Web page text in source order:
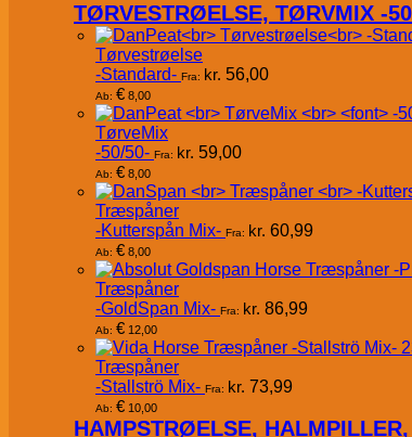
TØRVESTRØELSE, TØRVMIX -
Tørvestrøelse
-Standard- Fra: kr. 56,00
Ab: € 8,00
TørveMix
-50/50- Fra: kr. 59,00
Ab: € 8,00
Træspåner
-Kutterspån Mix- Fra: kr. 60,99
Ab: € 8,00
Træspåner
-GoldSpan Mix- Fra: kr. 86,99
Ab: € 12,00
Træspåner
-Stallströ Mix- Fra: kr. 73,99
Ab: € 10,00
HAMPSTRØELSE,